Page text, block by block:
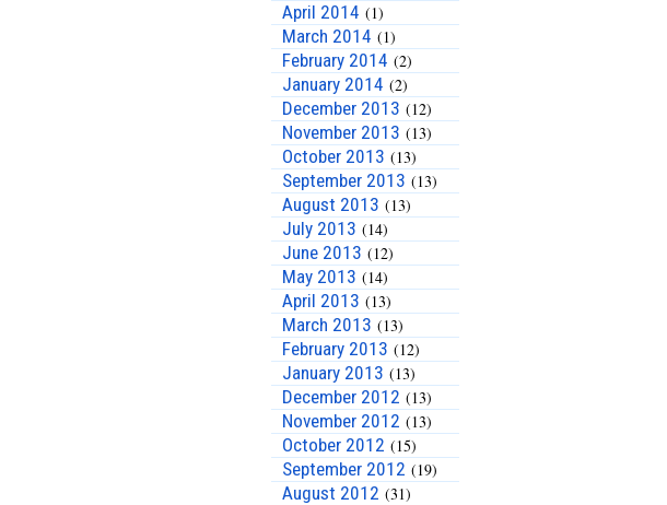
April 2014 (1)
March 2014 (1)
February 2014 (2)
January 2014 (2)
December 2013 (12)
November 2013 (13)
October 2013 (13)
September 2013 (13)
August 2013 (13)
July 2013 (14)
June 2013 (12)
May 2013 (14)
April 2013 (13)
March 2013 (13)
February 2013 (12)
January 2013 (13)
December 2012 (13)
November 2012 (13)
October 2012 (15)
September 2012 (19)
August 2012 (31)